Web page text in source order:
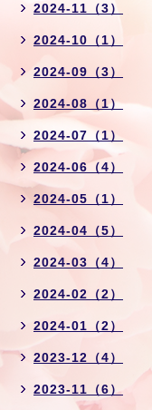
2024-11（3）
2024-10（1）
2024-09（3）
2024-08（1）
2024-07（1）
2024-06（4）
2024-05（1）
2024-04（5）
2024-03（4）
2024-02（2）
2024-01（2）
2023-12（4）
2023-11（6）